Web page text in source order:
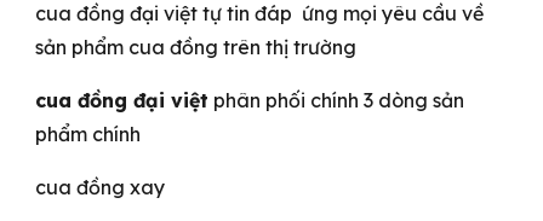
cua đồng đại việt tự tin đáp ứng mọi yêu cầu về
sản phẩm cua đồng trên thị trường
cua đồng đại việt phân phối chính 3 dòng sản
phẩm chính
cua đồng xay